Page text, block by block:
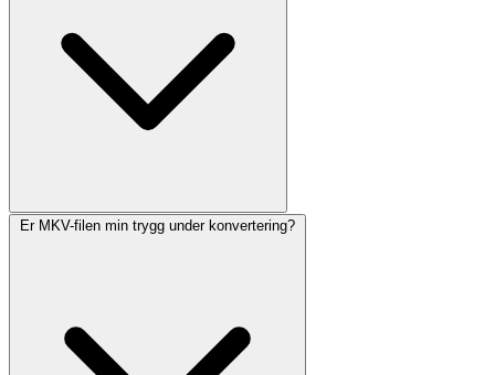
Er MKV-filen min trygg under konvertering?